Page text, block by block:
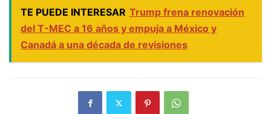
TE PUEDE INTERESAR Trump frena renovación
del T-MEC a 16 años y empuja a México y
Canadá a una década de revisiones